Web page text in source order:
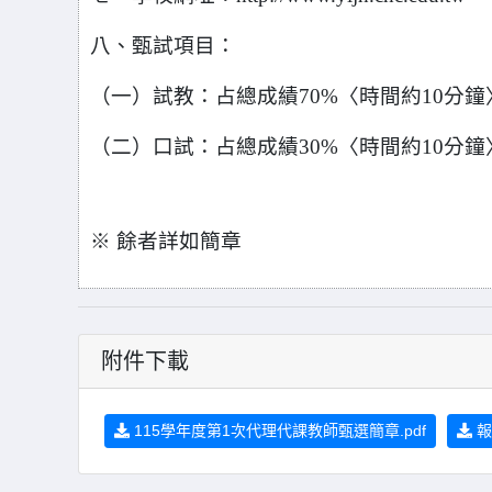
八、甄試項目：
（一）試教：占總成績70%〈時間約10分鐘
（二）口試：占總成績30%〈時間約10分鐘
※ 餘者詳如簡章
附件下載
115學年度第1次代理代課教師甄選簡章.pdf